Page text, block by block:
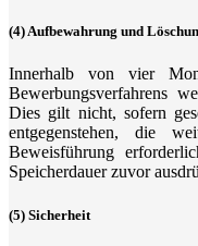
(4) Aufbewahrung und
Innerhalb von vier
Bewerbungsverfahrens
Dies gilt nicht, sofern
entgegenstehen, die
Beweisführung
Speicherdauer zuvor
(5) Sicherheit